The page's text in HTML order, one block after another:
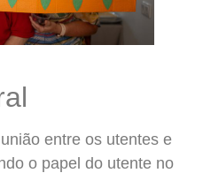
entre os utentes e
o papel do utente no